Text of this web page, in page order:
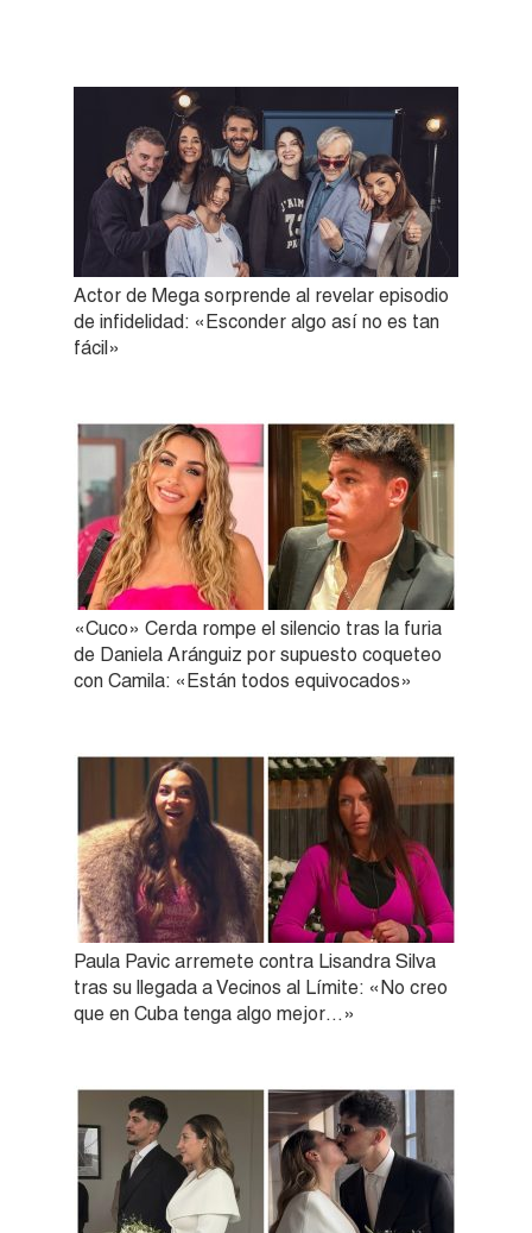
Actor de Mega sorprende al revelar episodio
de infidelidad: «Esconder algo así no es tan
fácil»
«Cuco» Cerda rompe el silencio tras la furia
de Daniela Aránguiz por supuesto coqueteo
con Camila: «Están todos equivocados»
Paula Pavic arremete contra Lisandra Silva
tras su llegada a Vecinos al Límite: «No creo
que en Cuba tenga algo mejor…»